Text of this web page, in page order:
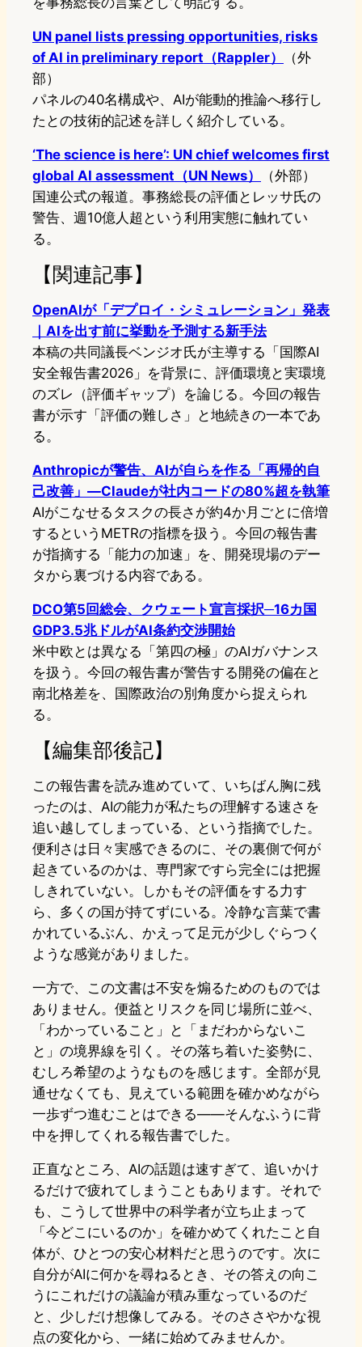
UN panel lists pressing opportunities, risks
of AI in preliminary report（Rappler）
（外
部）
パネルの40名構成や、AIが能動的推論へ移行し
たとの技術的記述を詳しく紹介している。
‘The science is here’: UN chief welcomes first
global AI assessment（UN News）
（外部）
国連公式の報道。事務総長の評価とレッサ氏の
警告、週10億人超という利用実態に触れてい
る。
【関連記事】
OpenAIが「デプロイ・シミュレーション」発表
｜AIを出す前に挙動を予測する新手法
本稿の共同議長ベンジオ氏が主導する「国際AI
安全報告書2026」を背景に、評価環境と実環境
のズレ（評価ギャップ）を論じる。今回の報告
書が示す「評価の難しさ」と地続きの一本であ
る。
Anthropicが警告、AIが自らを作る「再帰的自
己改善」—Claudeが社内コードの80%超を執筆
AIがこなせるタスクの長さが約4か月ごとに倍増
するというMETRの指標を扱う。今回の報告書
が指摘する「能力の加速」を、開発現場のデー
タから裏づける内容である。
DCO第5回総会、クウェート宣言採択─16カ国
GDP3.5兆ドルがAI条約交渉開始
米中欧とは異なる「第四の極」のAIガバナンス
を扱う。今回の報告書が警告する開発の偏在と
南北格差を、国際政治の別角度から捉えられ
る。
【編集部後記】
この報告書を読み進めていて、いちばん胸に残
ったのは、AIの能力が私たちの理解する速さを
追い越してしまっている、という指摘でした。
便利さは日々実感できるのに、その裏側で何が
起きているのかは、専門家ですら完全には把握
しきれていない。しかもその評価をする力す
ら、多くの国が持てずにいる。冷静な言葉で書
かれているぶん、かえって足元が少しぐらつく
ような感覚がありました。
一方で、この文書は不安を煽るためのものでは
ありません。便益とリスクを同じ場所に並べ、
「わかっていること」と「まだわからないこ
と」の境界線を引く。その落ち着いた姿勢に、
むしろ希望のようなものを感じます。全部が見
通せなくても、見えている範囲を確かめながら
一歩ずつ進むことはできる——そんなふうに背
中を押してくれる報告書でした。
正直なところ、AIの話題は速すぎて、追いかけ
るだけで疲れてしまうこともあります。それで
も、こうして世界中の科学者が立ち止まって
「今どこにいるのか」を確かめてくれたこと自
体が、ひとつの安心材料だと思うのです。次に
自分がAIに何かを尋ねるとき、その答えの向こ
うにこれだけの議論が積み重なっているのだ
と、少しだけ想像してみる。そのささやかな視
点の変化から、一緒に始めてみませんか。